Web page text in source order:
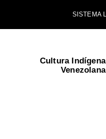
Cultura Indígena
Venezolana